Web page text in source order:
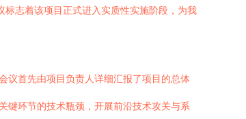
标志着该项目正式进入实质性实施阶段，为我
议首先由项目负责人详细汇报了项目的总体
键环节的技术瓶颈，开展前沿技术攻关与系